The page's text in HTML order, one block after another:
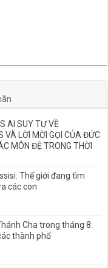
AI SUY TƯ VỀ
VÀ LỜI MỜI GỌI CỦA ĐỨC
MÔN ĐỆ TRONG THỜI
Thế giới đang tìm
các con
Cha trong tháng 8:
thành phố